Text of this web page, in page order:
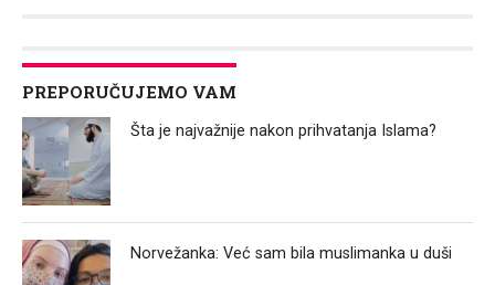
PREPORUČUJEMO VAM
Šta je najvažnije nakon prihvatanja Islama?
Norvežanka: Već sam bila muslimanka u duši